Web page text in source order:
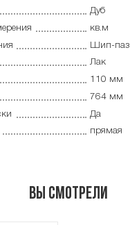
Дуб
кв.м
Шип-паз
Лак
110 мм
764 мм
Да
прямая
Вы смотрели